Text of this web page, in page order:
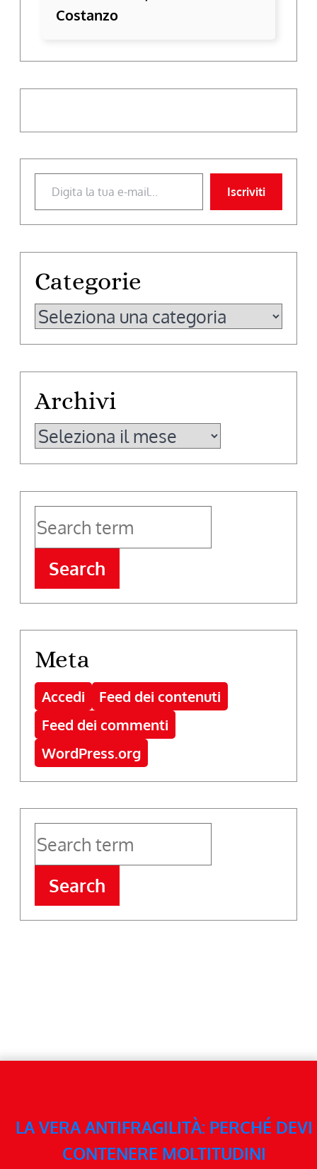
Costanzo
Digita la tua e-mail...
Iscriviti
Categorie
Categorie
Archivi
Archivi
Search
Meta
Accedi
Feed dei contenuti
Feed dei commenti
WordPress.org
Search
LA VERA ANTIFRAGILITÀ: PERCHÉ DEVI
CONTENERE MOLTITUDINI